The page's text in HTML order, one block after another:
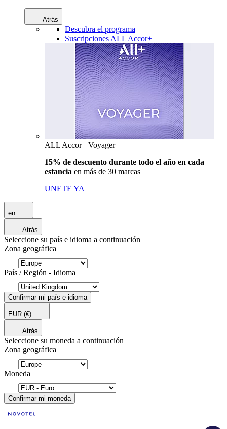
Atrás
Descubra el programa
Suscripciones ALL Accor+
ALL Accor+ Voyager
15% de descuento durante todo el año en cada
estancia en más de 30 marcas
UNETE YA
en
Atrás
Seleccione su país e idioma a continuación
Zona geográfica
País / Región - Idioma
Confirmar mi país e idioma
EUR (€)
Atrás
Seleccione su moneda a continuación
Zona geográfica
Moneda
Confirmar mi moneda